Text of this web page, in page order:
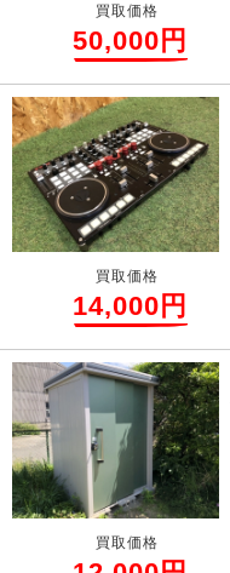
買取価格
50,000円
買取価格
14,000円
買取価格